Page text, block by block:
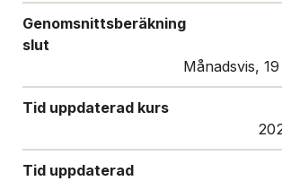
Genomsnittsberäkning
slut
Månadsvis,
Tid uppdaterad kurs
Tid uppdaterad